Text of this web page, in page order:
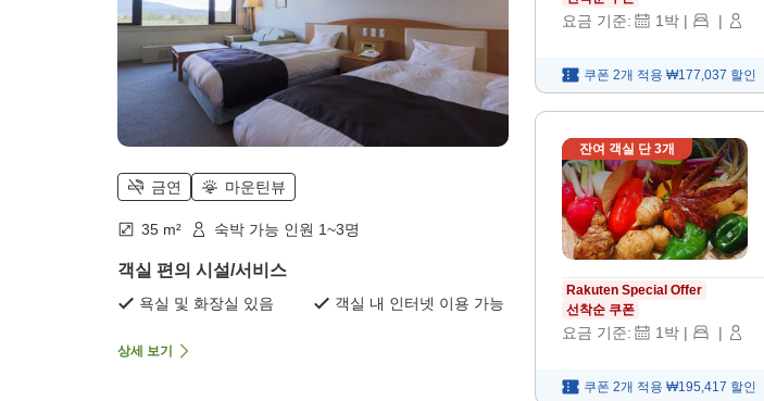
금연 마운틴뷰
35 m² 숙박 가능 인원 1~3명
객실 편의 시설/서비스
욕실 및 화장실 있음 객실 내 인터넷 이용 가능
상세 보기
요금 기준: 1박 | |
쿠폰 2개 적용 ₩177,037 할인
잔여 객실 단3개
Rakuten Special Offer
선착순 쿠폰
요금 기준: 1박 | |
쿠폰 2개 적용 ₩195,417 할인